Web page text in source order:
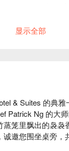
显示全部
& Suites 的典
Patrick Ng 的大
笼里飘出的袅袅
邀您围坐桌旁，